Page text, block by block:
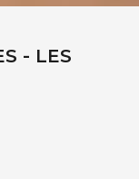
- LES